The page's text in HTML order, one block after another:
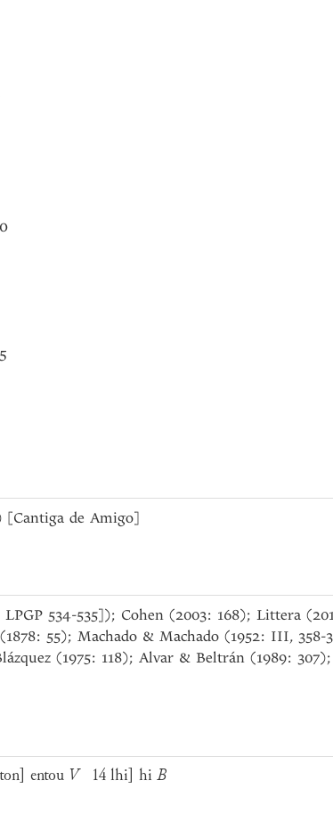
[Cantiga de Amigo]
534-535]); Cohen (2003: 168); Littera
55); Machado & Machado (1952: III, 358-
(1975: 118); Alvar & Beltrán (1989:
entou V 14 lhi] hi B